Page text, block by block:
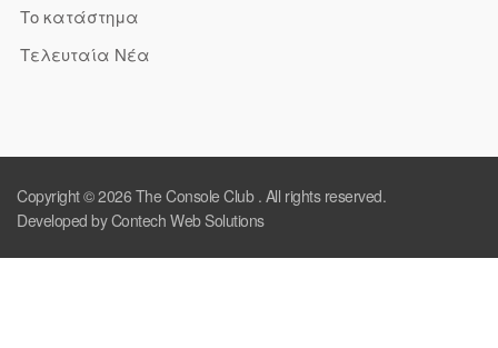
Το κατάστημα
Τελευταία Νέα
Copyright © 2026 The Console Club. All rights reserved.
Developed by Contech Web Solutions